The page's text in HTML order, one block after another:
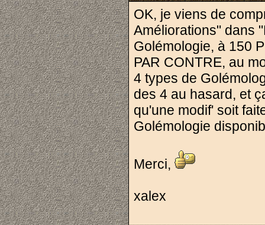
OK, je viens de
Améliorations" dans
Golémologie, à 150
PAR CONTRE, au
4 types de
des 4 au hasard, et
qu'une modif' soit
Golémologie
Merci,
xalex